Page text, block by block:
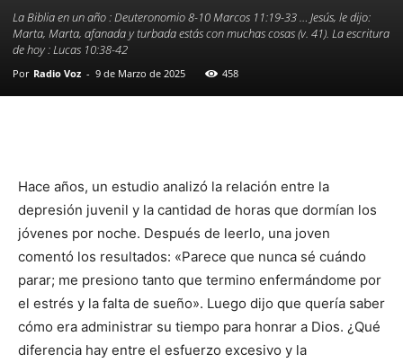
La Biblia en un año : Deuteronomio 8-10 Marcos 11:19-33 … Jesús, le dijo:
Marta, Marta, afanada y turbada estás con muchas cosas (v. 41). La escritura
de hoy : Lucas 10:38-42
Por Radio Voz - 9 de Marzo de 2025 458
Hace años, un estudio analizó la relación entre la
depresión juvenil y la cantidad de horas que dormían los
jóvenes por noche. Después de leerlo, una joven
comentó los resultados: «Parece que nunca sé cuándo
parar; me presiono tanto que termino enfermándome por
el estrés y la falta de sueño». Luego dijo que quería saber
cómo era administrar su tiempo para honrar a Dios. ¿Qué
diferencia hay entre el esfuerzo excesivo y la